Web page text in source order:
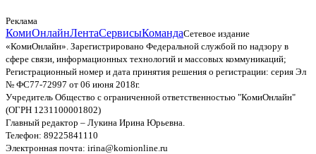
Реклама
КомиОнлайнЛентаСервисыКомандаСетевое издание
«КомиОнлайн». Зарегистрировано Федеральной службой по надзору в
сфере связи, информационных технологий и массовых коммуникаций;
Регистрационный номер и дата принятия решения о регистрации: серия Эл
№ ФС77-72997 от 06 июня 2018г.
Учредитель Общество с ограниченной ответственностью "КомиОнлайн"
(ОГРН 1231100001802)
Главный редактор – Лукина Ирина Юрьевна.
Телефон: 89225841110
Электронная почта: irina@komionline.ru